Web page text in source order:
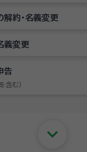
解約・名義変更
義変更
告
含む）
keyboard_arrow_down